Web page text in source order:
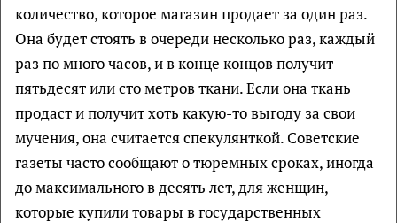
количество, которое магазин продает за один раз.
Она будет стоять в очереди несколько раз, каждый
раз по много часов, и в конце концов получит
пятьдесят или сто метров ткани. Если она ткань
продаст и получит хоть какую-то выгоду за свои
мучения, она считается спекулянткой. Советские
газеты часто сообщают о тюремных сроках, иногда
до максимального в десять лет, для женщин,
которые купили товары в государственных